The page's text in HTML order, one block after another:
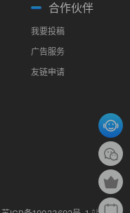
合作伙伴
我要投稿
广告服务
友链申请